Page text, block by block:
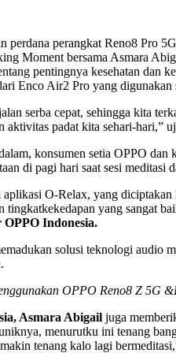
perdana perangkat Reno8 Pro
Moment bersama Asmara
pentingnya kesehatan dan
Enco Air2 Pro yang
serba cepat, sehingga kita
aktivitas padat kita sehari-hari,”
konsumen setia OPPO
di pagi hari saat sesi meditasi
O-Relax, yang
yang sangat
Indonesia.
solusi teknologi audio
OPPO Reno8 Z 5G
Asmara Abigail juga
menurutku ini tenang
tenang kalo lagi